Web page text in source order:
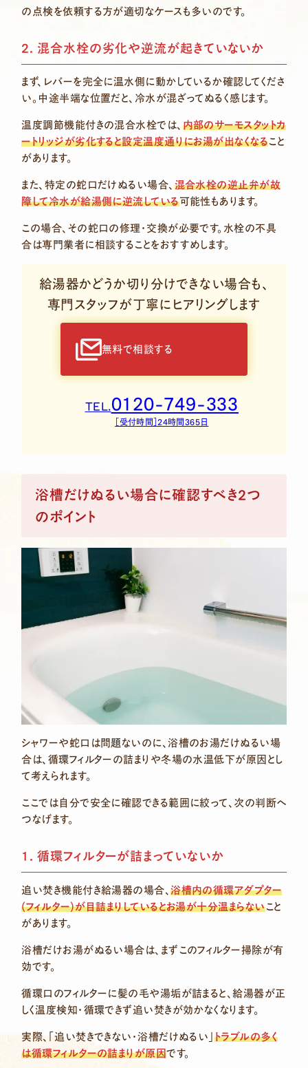
の点検を依頼する方が適切なケースも多いのです。
2. 混合水栓の劣化や逆流が起きていないか
まず、レバーを完全に温水側に動かしているか確認してくださ
い。中途半端な位置だと、冷水が混ざってぬるく感じます。
温度調節機能付きの混合水栓では、 内部のサーモスタットカ
ートリッジが劣化すると設定温度通りにお湯が出なくなること
があります。
また、特定の蛇口だけぬるい場合、 混合水栓の逆止弁が故
障して冷水が給湯側に逆流している可能性もあります。
この場合、その蛇口の修理・交換が必要です。水栓の不具
合は専門業者に相談することをおすすめします。
給湯器かどうか切り分けできない場合も、
専門スタッフが丁寧にヒアリングします
無料で相談する
TEL.0120-749-333
［受付時間］24時間365日
浴槽だけぬるい場合に確認すべき2つ
のポイント
シャワーや蛇口は問題ないのに、浴槽のお湯だけぬるい場
合は、循環フィルターの詰まりや冬場の水温低下が原因とし
て考えられます。
ここでは自分で安全に確認できる範囲に絞って、次の判断へ
つなげます。
1. 循環フィルターが詰まっていないか
追い焚き機能付き給湯器の場合、浴槽内の循環アダプター
(フィルター)が目詰まりしているとお湯が十分温まらないこと
があります。
浴槽だけお湯がぬるい場合は、まずこのフィルター掃除が有
効です。
循環口のフィルターに髪の毛や湯垢が詰まると、給湯器が正
しく温度検知・循環できず追い焚きが効かなくなります。
実際、「追い焚きできない・浴槽だけぬるい」 トラブルの多く
は循環フィルターの詰まりが原因です。